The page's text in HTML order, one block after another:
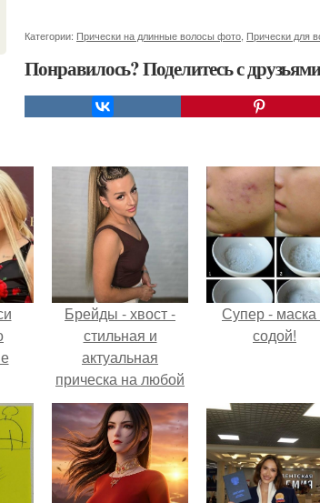
Категории: Прически на длинные волосы фото Прически для
Понравилось? Поделитесь с
Брейды - хвост -
стильная и
актуальная
прическа на любой
случай.
Супер - маска
содой!